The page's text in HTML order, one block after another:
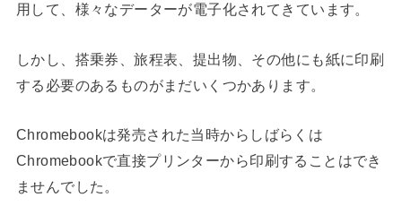
用して、様々なデーターが電子化されてきています。
しかし、搭乗券、旅程表、提出物、その他にも紙に印刷
する必要のあるものがまだいくつかあります。
Chromebookは発売された当時からしばらくは
Chromebookで直接プリンターから印刷することはでき
ませんでした。